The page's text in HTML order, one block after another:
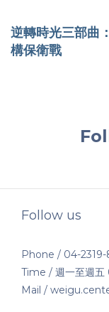
逆轉時光三部曲
構保衛戰
Follow us
Phone / 04-
Time / 週一至週
Mail /